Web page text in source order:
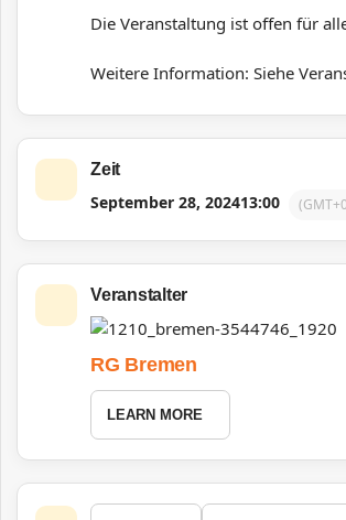
Die Veranstaltung ist offen für
Weitere Information: Siehe
Zeit
September 28, 202413:00
Veranstalter
RG Bremen
LEARN MORE